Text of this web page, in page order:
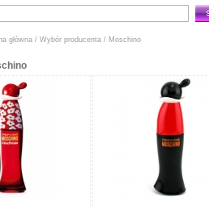
główna/ Wybór producenta/ Moschino